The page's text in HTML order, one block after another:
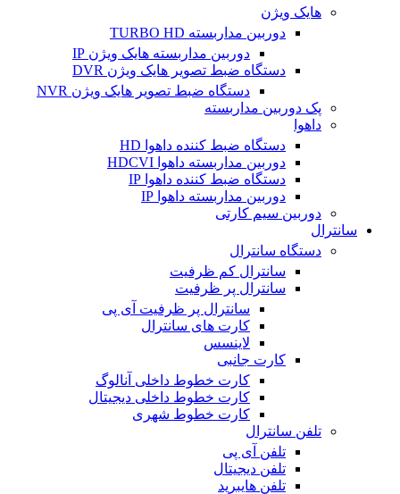
هایک ویژن
دوربین مداربسته TURBO HD
دوربین مداربسته هایک ویژن IP
دستگاه ضبط تصویر هایک ویژن DVR
دستگاه ضبط تصویر هایک ویژن NVR
پک دوربین مداربسته
داهوا
دستگاه ضبط کننده داهوا HD
دوربین مداربسته داهوا HDCVI
دستگاه ضبط کننده داهوا IP
دوربین مداربسته داهوا IP
دوربین سیم کارتی
سانترال
دستگاه سانترال
سانترال کم ظرفیت
سانترال پر ظرفیت
سانترال پر ظرفیت آی پی
کارت های سانترال
لاینسس
کارت جانبی
کارت خطوط داخلی آنالوگ
کارت خطوط داخلی دیجیتال
کارت خطوط شهری
تلفن سانترال
تلفن آی پی
تلفن دیجیتال
تلفن هایبرید